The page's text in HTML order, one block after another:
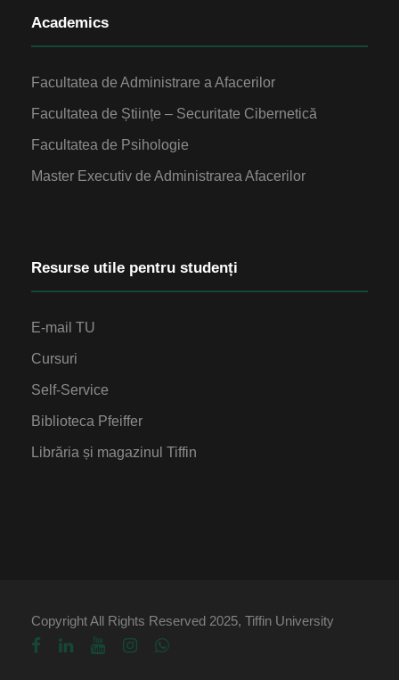
Academics
Facultatea de Administrare a Afacerilor
Facultatea de Științe – Securitate Cibernetică
Facultatea de Psihologie
Master Executiv de Administrarea Afacerilor
Resurse utile pentru studenți
E-mail TU
Cursuri
Self-Service
Biblioteca Pfeiffer
Librăria și magazinul Tiffin
Copyright All Rights Reserved 2025, Tiffin University